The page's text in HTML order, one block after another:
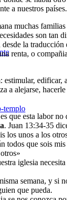
templo
a nuestros países.
muchas
son tan
la traducción
renta, o
estimular, edificar,
a alejarse,
que esta labor no
. Juan 13:34-35
los unos a los
todos que sois
iglesia
semana, y si
que pueda.